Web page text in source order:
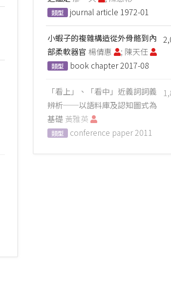
類型 journal article 1972-01
小蝦子的複雜構造從外骨骼到內
部柔軟器官 楊倩惠 ; 陳天任
類型 book chapter2017-08
「看上」、「看中」近義詞詞義
辨析──以語料庫及認知圖式為
基礎 黃雅英
類型 conference paper2011